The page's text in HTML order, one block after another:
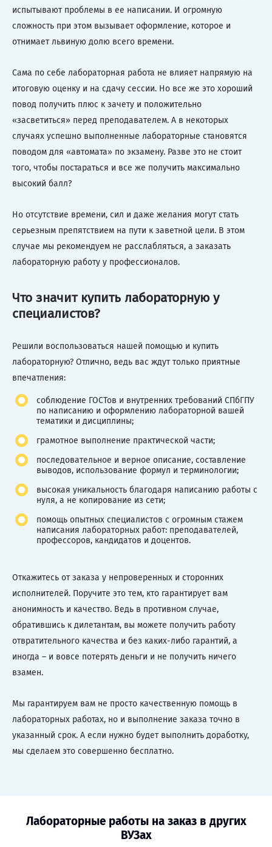
испытывают проблемы в ее написании. И огромную
сложность при этом вызывает оформление, которое и
отнимает львиную долю всего времени.
Сама по себе лабораторная работа не влияет напрямую на
итоговую оценку и на сдачу сессии. Но все же это хороший
повод получить плюс к зачету и положительно
«засветиться» перед преподавателем. А в некоторых
случаях успешно выполненные лабораторные становятся
поводом для «автомата» по экзамену. Разве это не стоит
того, чтобы постараться и все же получить максимально
высокий балл?
Но отсутствие времени, сил и даже желания могут стать
серьезным препятствием на пути к заветной цели. В этом
случае мы рекомендуем не расслабляться, а заказать
лабораторную работу у профессионалов.
Что значит купить лабораторную у
специалистов?
Решили воспользоваться нашей помощью и купить
лабораторную? Отлично, ведь вас ждут только приятные
впечатления:
соблюдение ГОСТов и внутренних требований СПбГПУ
по написанию и оформлению лабораторной вашей
тематики и дисциплины;
грамотное выполнение практической части;
последовательное и верное описание, составление
выводов, использование формул и терминологии;
высокая уникальность благодаря написанию работы с
нуля, а не копирование из сети;
помощь опытных специалистов с огромным стажем
написания лабораторных работ: преподавателей,
профессоров, кандидатов и доцентов.
Откажитесь от заказа у непроверенных и сторонних
исполнителей. Поручите это тем, кто гарантирует вам
анонимность и качество. Ведь в противном случае,
обратившись к дилетантам, вы можете получить работу
отвратительного качества и без каких-либо гарантий, а
иногда – и вовсе потерять деньги и не получить ничего
взамен.
Мы гарантируем вам не просто качественную помощь в
лабораторных работах, но и выполнение заказа точно в
указанный срок. А если нужно будет выполнить доработку,
мы сделаем это совершенно бесплатно.
Лабораторные работы на заказ в других
ВУЗах